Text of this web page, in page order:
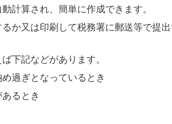
計算され、簡単に作成できます。
か又は印刷して税務署に郵送等で提
下記などがあります。
過ぎとなっているとき
るとき